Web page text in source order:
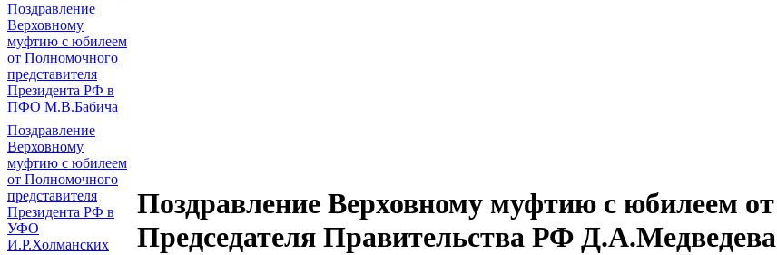
Поздравление
Верховному
муфтию с юбилеем
от Полномочного
представителя
Президента РФ в
ПФО М.В.Бабича
Поздравление
Верховному
муфтию с юбилеем
от Полномочного
представителя
Президента РФ в
УФО
И.Р.Холманских
Поздравление Верховному муфтию с юбилеем от
Председателя Правительства РФ Д.А.Медведева